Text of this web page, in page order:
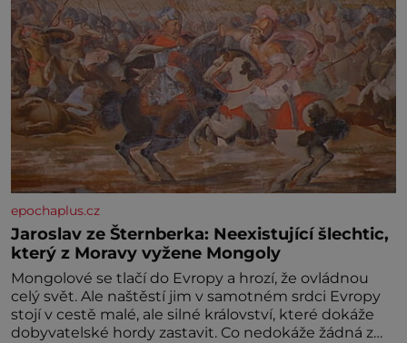
epochaplus.cz
Jaroslav ze Šternberka: Neexistující šlechtic,
který z Moravy vyžene Mongoly
Mongolové se tlačí do Evropy a hrozí, že ovládnou
celý svět. Ale naštěstí jim v samotném srdci Evropy
stojí v cestě malé, ale silné království, které dokáže
dobyvatelské hordy zastavit. Co nedokáže žádná z